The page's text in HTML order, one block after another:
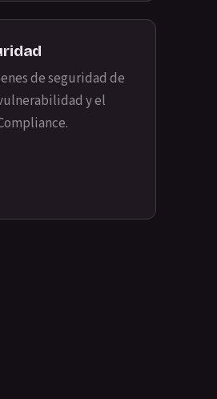
de seguridad de
y el
.